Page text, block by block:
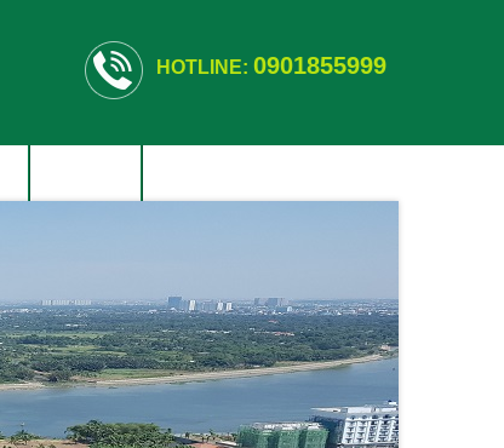
HOTLINE: 0901855999